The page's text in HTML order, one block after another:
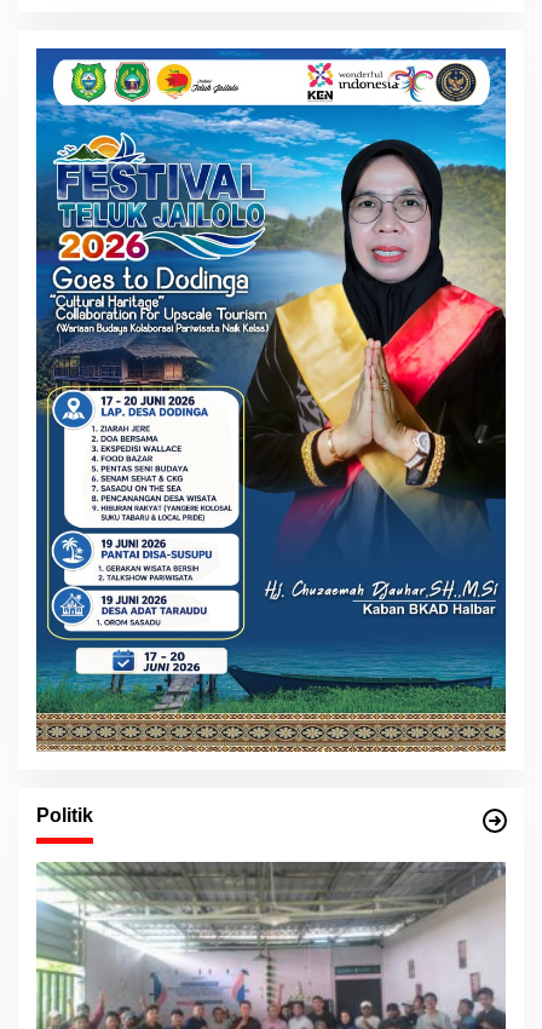
Politik